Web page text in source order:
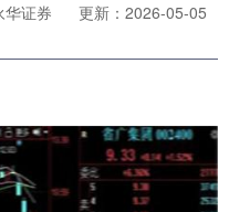
华证券
更新：2026-05-05